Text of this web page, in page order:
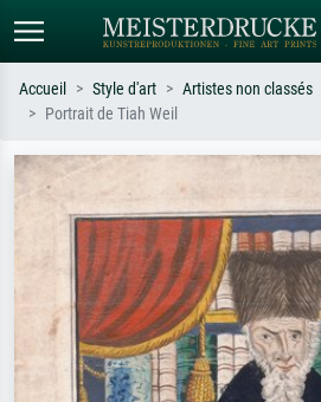
Recherchez par artiste, titre ou style –
ex. Monet, Nuit étoilée,
impressionnisme, vague de Hokusai,
nu.
Accueil Style d'art Artistes non classés
Portrait de Tiah Weil